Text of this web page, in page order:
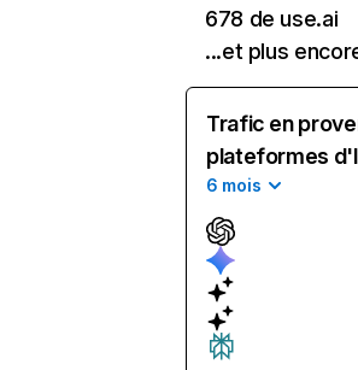
678 de use.ai
...et plus
Trafic en
plateformes
6 mois